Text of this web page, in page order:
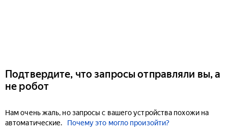
Подтвердите, что запросы отправляли вы, а
не робот
Нам очень жаль, но запросы с вашего устройства похожи на
автоматические.
Почему это могло произойти?